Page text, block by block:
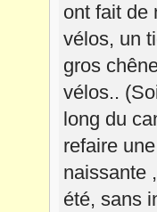
ont fait de
vélos, un
gros
vélos..
long du
refaire
naissante
été, sans